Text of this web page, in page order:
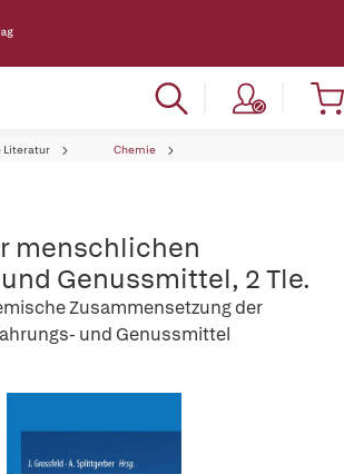
Literatur Chemie
menschlichen
Genussmittel, 2 Tle.
Zusammensetzung der
und Genussmittel